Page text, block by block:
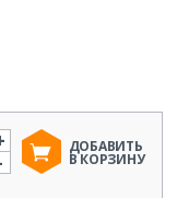
ДОБАВИТЬ
В КОРЗИНУ